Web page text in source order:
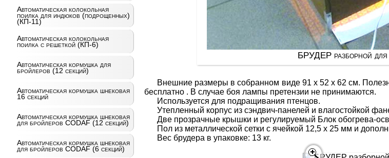
Автоматическая колокольная
поилка для индюков (подрощенных)
(КП-11)
Автоматическая колокольная
поилка с решеткой (КП-6)
Автоматическая кормушка для
бройлеров (12 секций)
Автоматическая кормушка шнековая
16 секций
Автоматическая кормушка шнековая
для бройлеров CODAF (12 секций)
Автоматическая кормушка шнековая
для бройлеров CODAF (6 секций)
БРУДЕР разборной для
Внешние размеры в собранном виде 91 х 52 х 62 см.
бесплатно . В случае боя лампы претензии не принимаются.
Используется для подращивания птенцов.
Утепленный корпус из сэндвич-панелей и влагостойкой
Две прозрачные крышки и регулируемый Блок обогрева-
Пол из металлической сетки с ячейкой 12,5 х 25 мм и
Вес брудера в упаковке: 13 кг.